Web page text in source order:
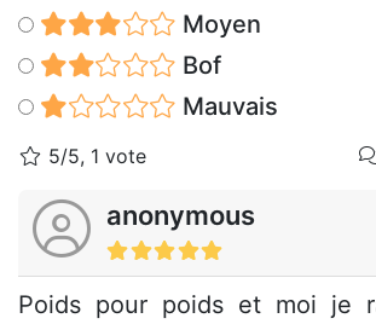
Moyen
Bof
Mauvais
5/5, 1 vote
anonymous
Poids pour poids et moi je